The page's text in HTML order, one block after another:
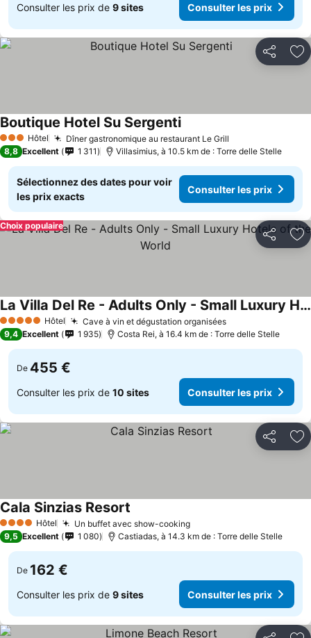
Consulter les prix de 9 sites Consulter les prix
Partager
3 ÉtoilesHôtel Dîner gastronomique au restaurant Le Grill
Boutique Hotel Su Sergenti
8,8 Excellent 1 311 Villasimius, à 10.5 km de : Torre delle Stelle
Sélectionnez des dates pour voir
les prix exacts
Consulter les prix
Partager
Choix populaire
5 Étoiles Hôtel Cave à vin et dégustation organisées
La Villa Del Re - Adults Only - Small Luxury Hotels of the World
9,4 Excellent 1 935 Costa Rei, à 16.4 km de : Torre delle Stelle
De 455 €
Consulter les prix de 10 sites Consulter les prix
Partager
4 Étoiles Hôtel Un buffet avec show-cooking
Cala Sinzias Resort
9,5 Excellent 1 080 Castiadas, à 14.3 km de : Torre delle Stelle
De 162 €
Consulter les prix de 9 sites Consulter les prix